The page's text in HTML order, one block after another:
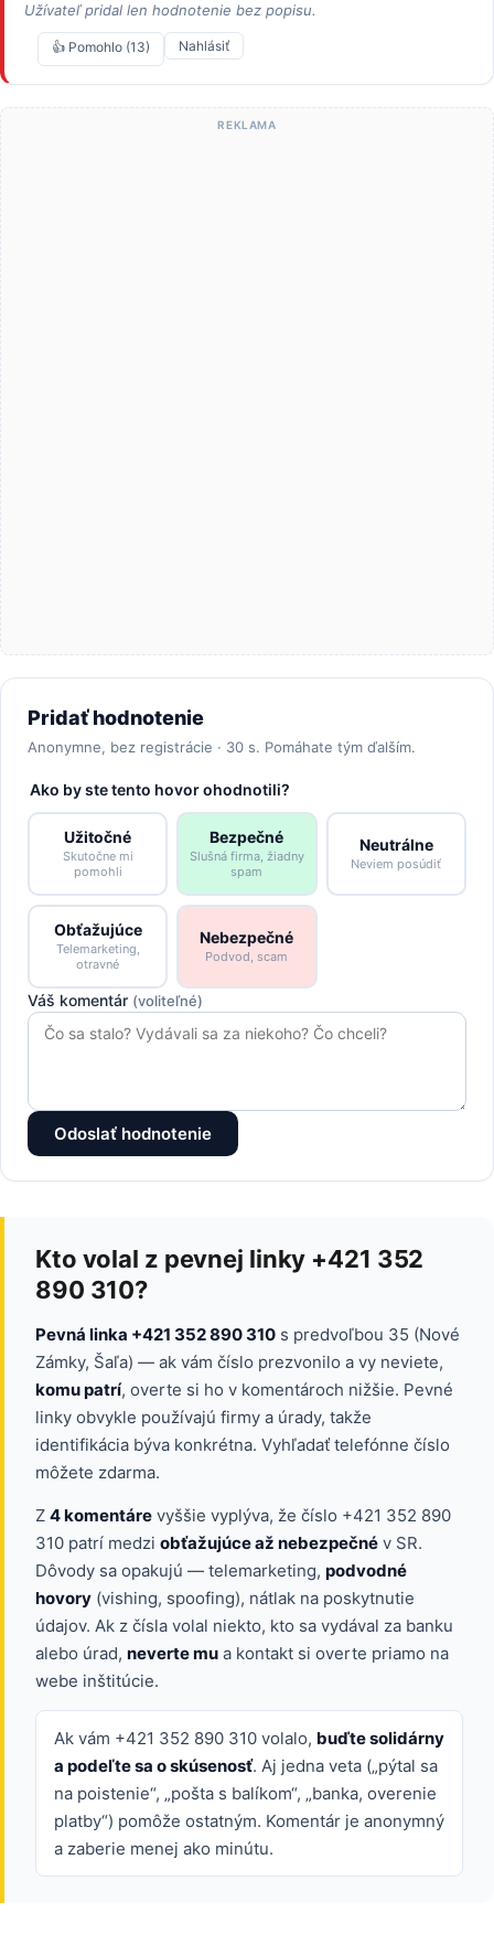
Užívateľ pridal len hodnotenie bez popisu.
👍 Pomohlo (13) Nahlásiť
REKLAMA
Pridať hodnotenie
Anonymne, bez registrácie · 30 s. Pomáhate tým ďalším.
Ako by ste tento hovor ohodnotili?
Užitočné
Skutočne mi
pomohli
Bezpečné
Slušná firma, žiadny
spam
Neutrálne
Neviem posúdiť
Obťažujúce
Telemarketing,
otravné
Nebezpečné
Podvod, scam
Váš komentár (voliteľné)
Odoslať hodnotenie
Kto volal z pevnej linky +421 352
890 310?
Pevná linka +421 352 890 310 s predvoľbou 35 (Nové
Zámky, Šaľa) — ak vám číslo prezvonilo a vy neviete,
komu patrí, overte si ho v komentároch nižšie. Pevné
linky obvykle používajú firmy a úrady, takže
identifikácia býva konkrétna. Vyhľadať telefónne číslo
môžete zdarma.
Z 4 komentáre vyššie vyplýva, že číslo +421 352 890
310 patrí medzi obťažujúce až nebezpečné v SR.
Dôvody sa opakujú — telemarketing, podvodné
hovory (vishing, spoofing), nátlak na poskytnutie
údajov. Ak z čísla volal niekto, kto sa vydával za banku
alebo úrad, neverte mu a kontakt si overte priamo na
webe inštitúcie.
Ak vám +421 352 890 310 volalo, buďte solidárny
a podeľte sa o skúsenosť. Aj jedna veta („pýtal sa
na poistenie“, „pošta s balíkom“, „banka, overenie
platby“) pomôže ostatným. Komentár je anonymný
a zaberie menej ako minútu.